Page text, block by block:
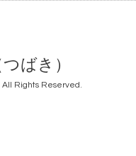
ばき）
All Rights Reserved.